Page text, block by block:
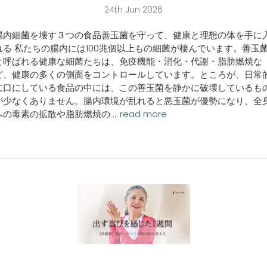
24th Jun 2026
内細菌を壊す３つの食品善玉菌を守って、健康と理想の体を手に
る 私たちの腸内には100兆個以上もの細菌が棲んでいます。善玉
呼ばれる健康な細菌たちは、免疫機能・消化・代謝・脂肪燃焼な
、健康の多くの側面をコントロールしています。ところが、日常
口にしている食品の中には、この善玉菌を静かに破壊しているも
少なくありません。腸内環境が乱れると悪玉菌が優勢になり、全
の毒素の拡散や脂肪燃焼の …read more